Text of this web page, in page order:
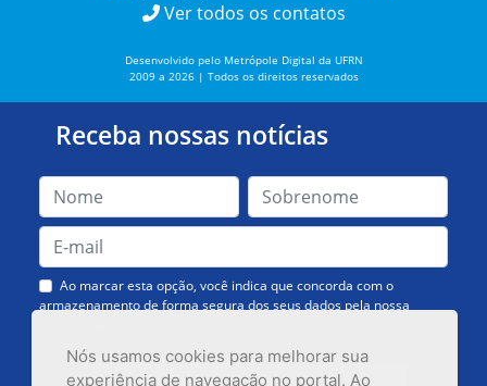
Nós usamos cookies para melhorar sua
experiência de navegação no portal. Ao
Ver todos os contatos
Desenvolvido pelo Metrópole Digital da UFRN
2009 a 2026 | Todos os direitos reservados
Receba nossas notícias
Ao marcar esta opção, você indica que concorda com o
armazenamento de forma segura dos seus dados pela nossa